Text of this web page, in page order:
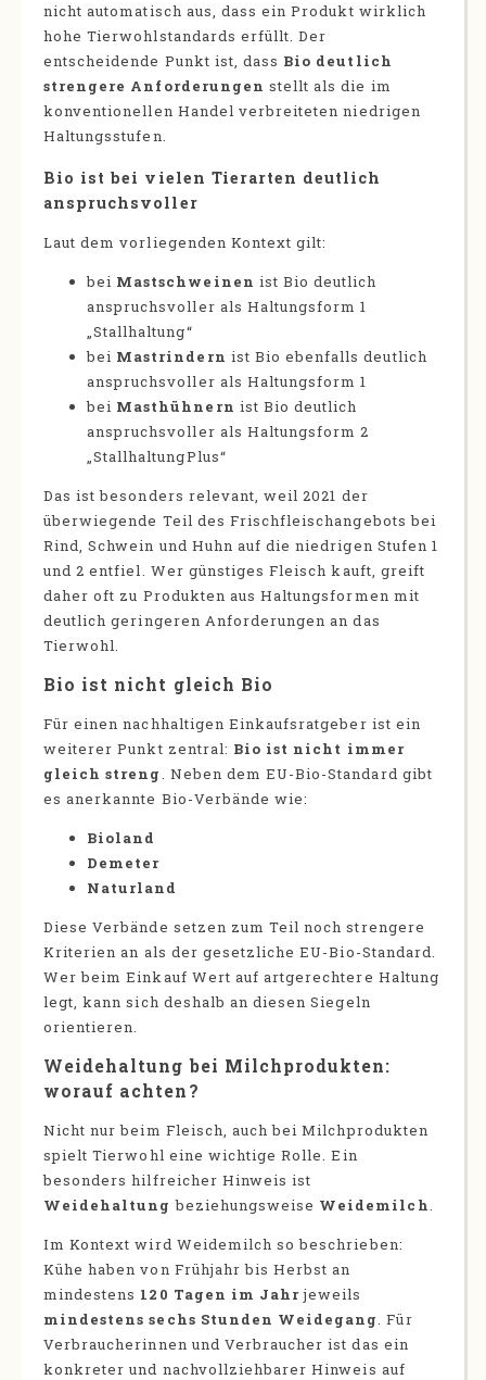
nicht automatisch aus, dass ein Produkt wirklich
hohe Tierwohlstandards erfüllt. Der
entscheidende Punkt ist, dass Bio deutlich
strengere Anforderungen stellt als die im
konventionellen Handel verbreiteten niedrigen
Haltungsstufen.
Bio ist bei vielen Tierarten deutlich
anspruchsvoller
Laut dem vorliegenden Kontext gilt:
bei Mastschweinen ist Bio deutlich
anspruchsvoller als Haltungsform 1
„Stallhaltung“
bei Mastrindern ist Bio ebenfalls deutlich
anspruchsvoller als Haltungsform 1
bei Masthühnern ist Bio deutlich
anspruchsvoller als Haltungsform 2
„StallhaltungPlus“
Das ist besonders relevant, weil 2021 der
überwiegende Teil des Frischfleischangebots bei
Rind, Schwein und Huhn auf die niedrigen Stufen 1
und 2 entfiel. Wer günstiges Fleisch kauft, greift
daher oft zu Produkten aus Haltungsformen mit
deutlich geringeren Anforderungen an das
Tierwohl.
Bio ist nicht gleich Bio
Für einen nachhaltigen Einkaufsratgeber ist ein
weiterer Punkt zentral: Bio ist nicht immer
gleich streng. Neben dem EU-Bio-Standard gibt
es anerkannte Bio-Verbände wie:
Bioland
Demeter
Naturland
Diese Verbände setzen zum Teil noch strengere
Kriterien an als der gesetzliche EU-Bio-Standard.
Wer beim Einkauf Wert auf artgerechtere Haltung
legt, kann sich deshalb an diesen Siegeln
orientieren.
Weidehaltung bei Milchprodukten:
worauf achten?
Nicht nur beim Fleisch, auch bei Milchprodukten
spielt Tierwohl eine wichtige Rolle. Ein
besonders hilfreicher Hinweis ist
Weidehaltung beziehungsweise Weidemilch.
Im Kontext wird Weidemilch so beschrieben:
Kühe haben von Frühjahr bis Herbst an
mindestens 120 Tagen im Jahrjeweils
mindestens sechs Stunden Weidegang. Für
Verbraucherinnen und Verbraucher ist das ein
konkreter und nachvollziehbarer Hinweis auf